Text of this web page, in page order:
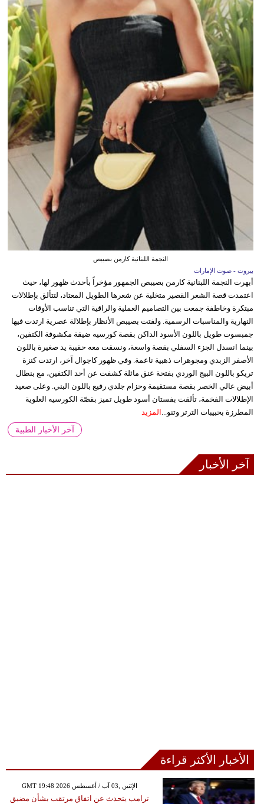
النجمة اللبنانية كارمن بصيبص
بيروت - صوت الإمارات
أبهرت النجمة اللبنانية كارمن بصيبص الجمهور مؤخراً بأحدث ظهور لها، حيث
اعتمدت قصة الشعر القصير متخلية عن شعرها الطويل المعتاد، لتتألق بإطلالات
مبتكرة وخاطفة جمعت بين التصاميم العملية والراقية التي تناسب الأوقات
النهارية والمناسبات الرسمية. ولفتت بصيبص الأنظار بإطلالة عصرية ارتدت فيها
جمبسوت طويل باللون الأسود الداكن بقصة كورسيه ضيقة مكشوفة الكتفين،
بينما انسدل الجزء السفلي بقصة واسعة، ونسقت معه حقيبة يد صغيرة باللون
الأصفر الزبدي ومجوهرات ذهبية ناعمة. وفي ظهور كاجوال آخر، ارتدت كنزة
تريكو باللون البيج الوردي بفتحة عنق مائلة كشفت عن أحد الكتفين، مع بنطال
أبيض عالي الخصر بقصة مستقيمة وحزام جلدي رفيع باللون البني. وعلى صعيد
الإطلالات الفخمة، تألقت بفستان أسود طويل تميز بقصّة الكورسيه العلوية
المطرزة بحبيبات الترتر وتنو... المزيد
آخر الأخبار الطبية
آخر الأخبار
الأخبار الأكثر قراءة
GMT 19:48 2026 الإثنين ,03 آب / أغسطس
ترامب يتحدث عن اتفاق مرتقب بشأن مضيق